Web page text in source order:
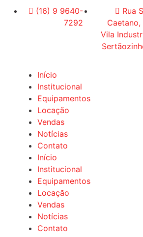
(16) 9 9640-
7292
Rua
Caetano,
Vila
Início
Institucional
Equipamentos
Locação
Vendas
Notícias
Contato
Início
Institucional
Equipamentos
Locação
Vendas
Notícias
Contato